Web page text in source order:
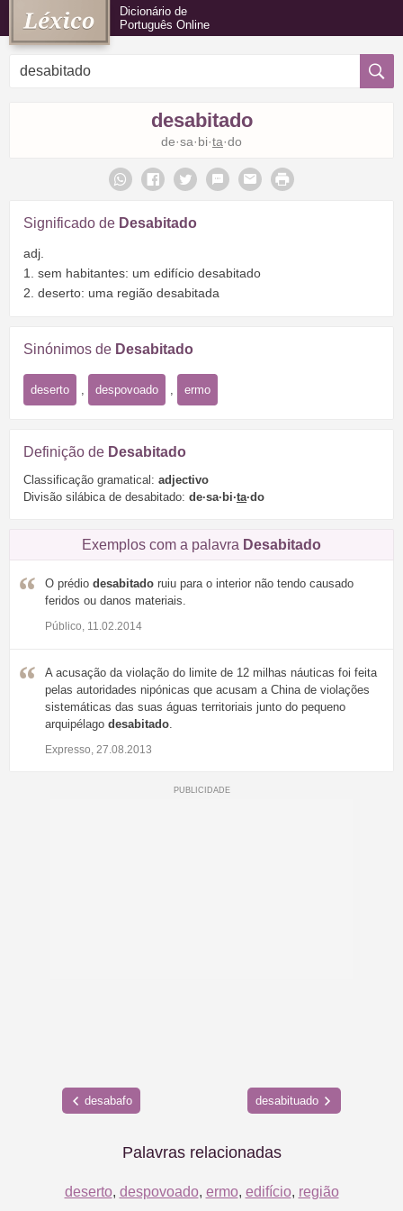
Dicionário de
Português Online
desabitado
de·sa·bi·ta·do
Significado de Desabitado
adj.
1. sem habitantes: um edifício desabitado
2. deserto: uma região desabitada
Sinónimos de Desabitado
deserto despovoado ermo
Definição de Desabitado
Classificação gramatical: adjectivo
Divisão silábica de desabitado: de·sa·bi·ta·do
Exemplos com a palavra Desabitado
O prédio desabitado ruiu para o interior não tendo causado
feridos ou danos materiais.
Público, 11.02.2014
A acusação da violação do limite de 12 milhas náuticas foi feita
pelas autoridades nipónicas que acusam a China de violações
sistemáticas das suas águas territoriais junto do pequeno
arquipélago desabitado.
Expresso, 27.08.2013
desabafo desabituado
Palavras relacionadas
deserto, despovoado, ermo, edifício, região